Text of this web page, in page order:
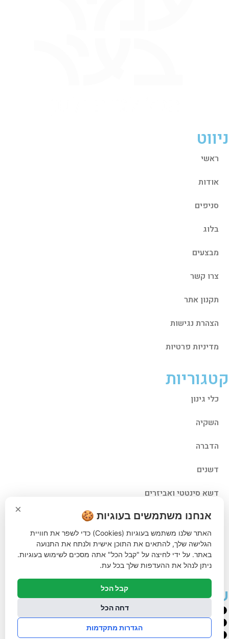
ניווט
ראשי
אודות
סניפים
בלוג
מבצעים
צרו קשר
תקנון אתר
הצהרת נגישות
מדיניות פרטיות
קטגוריות
כלי גינון
השקיה
הדברה
דשנים
דשא סינטטי ואביזרים
ביגוד והנעלה
לבית לחצר ולגינה
טרקטורוני כיסוח
שעות פעילות
שני - 08:00-17:00
שלישי - 08:00-17:00
× אנחנו משתמשים בעוגיות 🍪
האתר שלנו משתמש בעוגיות (Cookies) כדי לשפר את חוויית
הגלישה שלך, להתאים את התוכן אישית ולנתח את התנועה
באתר. על ידי לחיצה על "קבל הכל" אתה מסכים לשימוש בעוגיות.
ניתן לנהל את ההעדפות שלך בכל עת.
קבל הכל
דחה הכל
הגדרות מתקדמות